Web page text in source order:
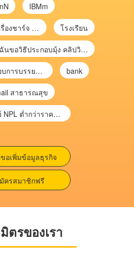
IBMm
-or-1304 ยี่ห้อเครื่องชาร์จ chargecore โรงเรียน
ฉันขอวิธีประกอบมุ้ง คลิปวิดีโอ การประกอบมุ้ง
เอกสารประกอบการบรรยาย การประเมินความเสี่ยงเพื่อวางแผนการตรวจสอบ \ bank
สาธารณสุข
ซื้อทรัพย์ NPL ต่ำกว่าราคาตลาด 30-70% แบบไม่ต้องไปประมูล”
อเพิ่มข้อมูลธุรกิจ
ครสมาชิกฟรี
ตรของเรา